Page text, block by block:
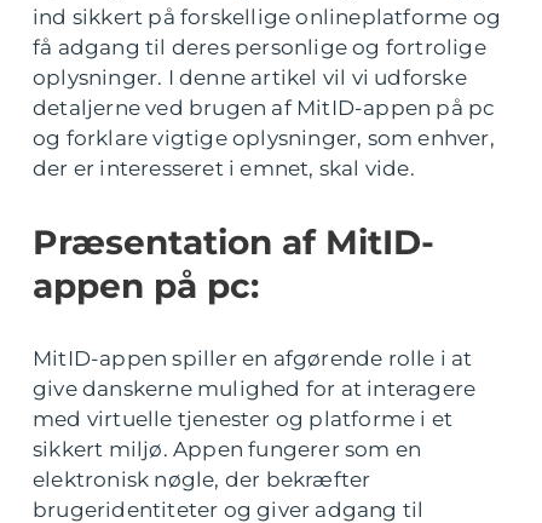
ind sikkert på forskellige onlineplatforme og
få adgang til deres personlige og fortrolige
oplysninger. I denne artikel vil vi udforske
detaljerne ved brugen af MitID-appen på pc
og forklare vigtige oplysninger, som enhver,
der er interesseret i emnet, skal vide.
Præsentation af MitID-
appen på pc:
MitID-appen spiller en afgørende rolle i at
give danskerne mulighed for at interagere
med virtuelle tjenester og platforme i et
sikkert miljø. Appen fungerer som en
elektronisk nøgle, der bekræfter
brugeridentiteter og giver adgang til